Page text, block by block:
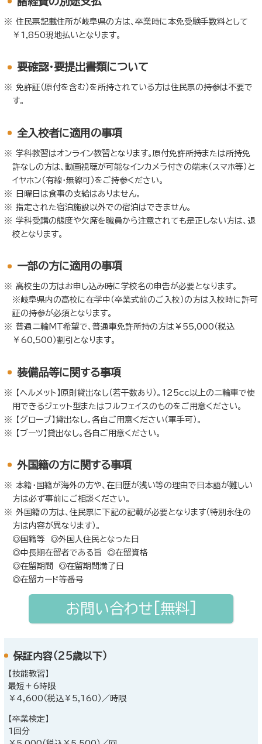
住民票記載住所が岐阜県の方は、卒業時に本免受験手数料として
￥1,850現地払いとなります。
要確認・要提出書類について
免許証（原付を含む）を所持されている方は住民票の持参は不要で
す。
全入校者に適用の事項
学科教習はオンライン教習となります。原付免許所持または所持免
許なしの方は、動画視聴が可能なインカメラ付きの端末（スマホ等）と
イヤホン（有線・無線可）をご持参ください。
日曜日は食事の支給はありません。
指定された宿泊施設以外での宿泊はできません。
学科受講の態度や欠席を職員から注意されても是正しない方は、退
校となります。
一部の方に適用の事項
高校生の方はお申し込み時に学校名の申告が必要となります。
※岐阜県内の高校に在学中（卒業式前のご入校）の方は入校時に許可
証の持参が必須となります。
普通二輪MT希望で、普通車免許所持の方は￥55,000（税込
￥60,500）割引となります。
装備品等に関する事項
【ヘルメット】原則貸出なし（若干数あり）。125cc以上の二輪車で使
用できるジェット型またはフルフェイスのものをご用意ください。
【グローブ】貸出なし。各自ご用意ください（軍手可）。
【ブーツ】貸出なし。各自ご用意ください。
外国籍の方に関する事項
本籍・国籍が海外の方や、在日歴が浅い等の理由で日本語が難しい
方は必ず事前にご相談ください。
外国籍の方は、住民票に下記の記載が必要となります（特別永住の
方は内容が異なります）。
◎国籍等 ◎外国人住民となった日
◎中長期在留者である旨 ◎在留資格
◎在留期間 ◎在留期間満了日
◎在留カード等番号
お問い合わせ[無料]
保証内容（25歳以下）
【技能教習】
最短＋6時限
￥4,600（税込￥5,160）／時限
【卒業検定】
1回分